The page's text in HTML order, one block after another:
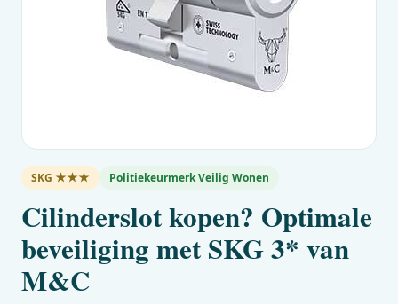
SKG ★★★ Politiekeurmerk Veilig Wonen
Cilinderslot kopen? Optimale
beveiliging met SKG 3* van
M&C